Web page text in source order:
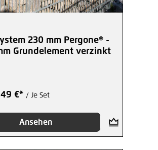
230 mm Pergone® -
Grundelement verzinkt
€* / Je Set
Ansehen